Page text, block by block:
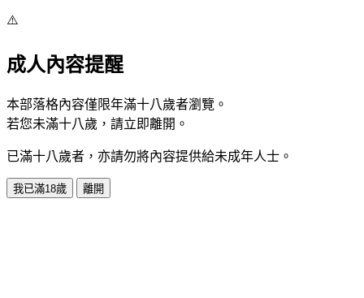
⚠️
成人內容提醒
本部落格內容僅限年滿十八歲者瀏覽。
若您未滿十八歲，請立即離開。
已滿十八歲者，亦請勿將內容提供給未成年人士。
我已滿18歲 離開